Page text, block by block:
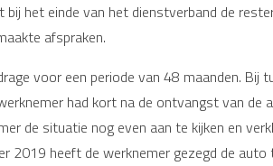
het einde van het dienstverband de
afspraken.
voor een periode van 48 maanden.
had kort na de ontvangst van de
de situatie nog even aan te kijken en
2019 heeft de werknemer gezegd de